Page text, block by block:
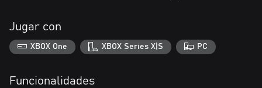
Jugar con
XBOX One XBOX Series X|S PC
Funcionalidades